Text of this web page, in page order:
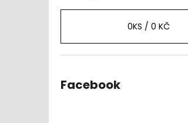
0KS / 0 KČ
Facebook